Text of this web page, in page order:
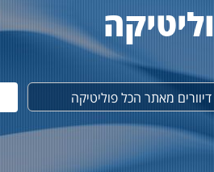
מאתר הכל פוליטיקה